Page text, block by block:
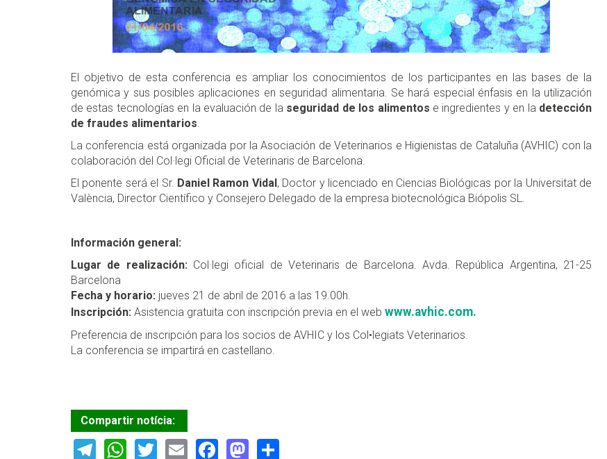
El objetivo de esta conferencia es ampliar los conocimientos de los participantes en las bases de la
genómica y sus posibles aplicaciones en seguridad alimentaria. Se hará especial énfasis en la utilización
de estas tecnologías en la evaluación de laseguridad de los alimentos e ingredientes y en la detección
de fraudes alimentarios.
La conferencia está organizada por la Asociación de Veterinarios e Higienistas de Cataluña (AVHIC) con la
colaboración del Col·legi Oficial de Veterinaris de Barcelona.
El ponente será el Sr. Daniel Ramon Vidal , Doctor y licenciado en Ciencias Biológicas por la Universitat de
València, Director Científico y Consejero Delegado de la empresa biotecnológica Biópolis SL.
Información general:
Lugar de realización: Col·legi oficial de Veterinaris de Barcelona. Avda. República Argentina, 21-25
Barcelona
Fecha y horario: jueves 21 de abril de 2016 a las 19.00h.
Inscripción: Asistencia gratuita con inscripción previa en el web www.avhic.com.
Preferencia de inscripción para los socios de AVHIC y los Col•legiats Veterinarios.
La conferencia se impartirá en castellano.
Compartir notícia:
Telegram
WhatsApp
TwitterEmailFacebook
Mastodon